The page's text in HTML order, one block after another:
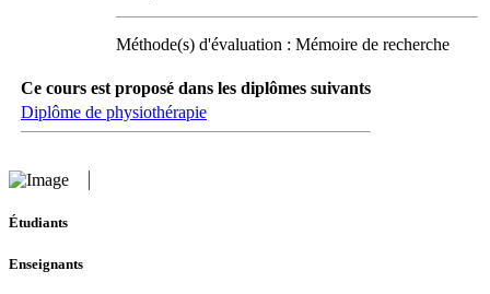
Méthode(s) d'évaluation : Mémoire de recherche
Ce cours est proposé dans les diplômes suivants
Diplôme de physiothérapie
Étudiants
Enseignants